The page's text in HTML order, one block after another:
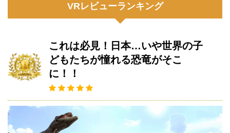
VRレビューランキング
これは必見！日本…いや世界の子
どもたちが憧れる恐竜がそこ
に！！